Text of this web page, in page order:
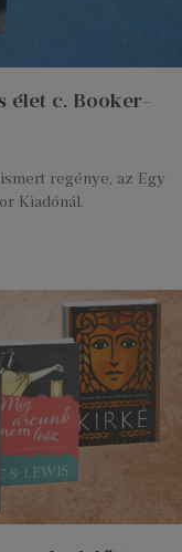
élet c. Booker-
regénye, az Egy
Kiadónál.